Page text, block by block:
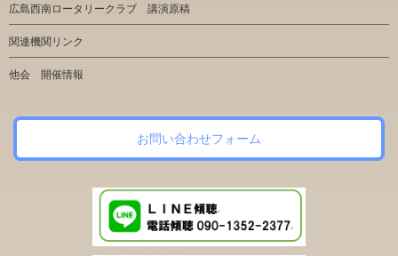
広島西南ロータリークラブ 講演原稿
関連機関リンク
他会 開催情報
お問い合わせフォーム